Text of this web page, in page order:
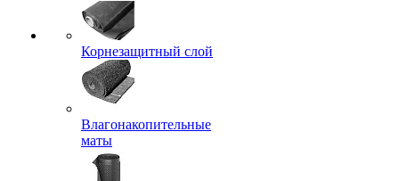
Корнезащитный слой
Влагонакопительные
маты